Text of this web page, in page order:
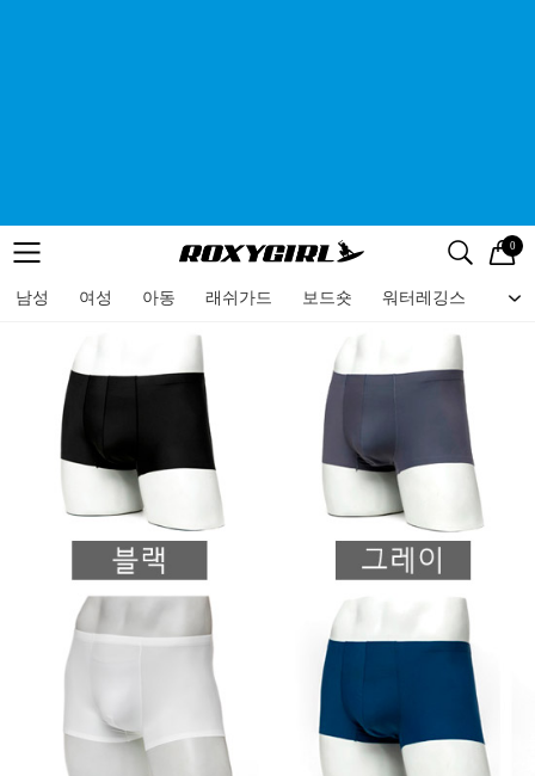
메뉴 검색
로고 0
남성 여성 아동 래쉬가드 보드숏 워터레깅스 비
메뉴